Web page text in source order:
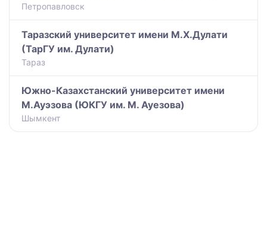
Петропавловск
Таразский университет имени М.Х.Дулати
(ТарГУ им. Дулати)
Тараз
Южно-Казахстанский университет имени
М.Ауэзова (ЮКГУ им. М. Ауезова)
Шымкент